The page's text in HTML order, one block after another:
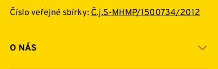
Číslo veřejné sbírky:Č.j.S-MHMP/1500734/2012
O NÁS